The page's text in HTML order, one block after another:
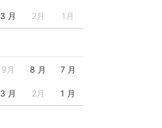
3 月 2月 1月
9月 8 月 7 月
3 月 2月 1 月